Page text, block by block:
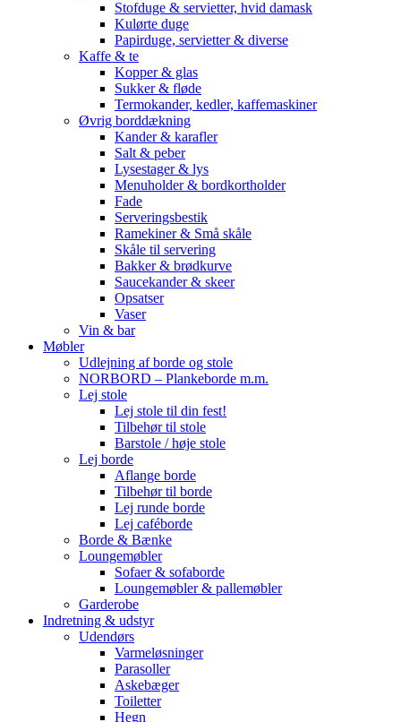
Stofduge & servietter, hvid damask
Kulørte duge
Papirduge, servietter & diverse
Kaffe & te
Kopper & glas
Sukker & fløde
Termokander, kedler, kaffemaskiner
Øvrig borddækning
Kander & karafler
Salt & peber
Lysestager & lys
Menuholder & bordkortholder
Fade
Serveringsbestik
Ramekiner & Små skåle
Skåle til servering
Bakker & brødkurve
Saucekander & skeer
Opsatser
Vaser
Vin & bar
Møbler
Udlejning af borde og stole
NORBORD – Plankeborde m.m.
Lej stole
Lej stole til din fest!
Tilbehør til stole
Barstole / høje stole
Lej borde
Aflange borde
Tilbehør til borde
Lej runde borde
Lej caféborde
Borde & Bænke
Loungemøbler
Sofaer & sofaborde
Loungemøbler & pallemøbler
Garderobe
Indretning & udstyr
Udendørs
Varmeløsninger
Parasoller
Askebæger
Toiletter
Hegn